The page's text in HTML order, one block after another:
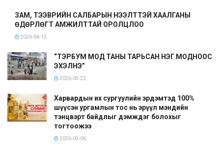
ЗАМ, ТЭЭВРИЙН САЛБАРЫН НЭЭЛТТЭЙ ХААЛГАНЫ
ӨДӨРЛӨГТ АМЖИЛТТАЙ ОРОЛЦЛОО
2026-06-12
“ТЭРБУМ МОД ТАНЫ ТАРЬСАН НЭГ МОДНООС
ЭХЭЛНЭ”
2026-05-22
Харвардын их сургуулийн эрдэмтэд 100%
шүүсэн ургамлын тос нь эрүүл мэндийн
тэнцвэрт байдлыг дэмждэг болохыг
тогтоожээ
2026-05-06